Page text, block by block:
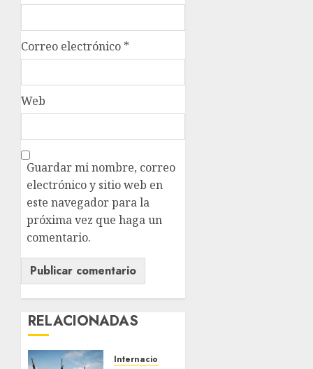
Correo electrónico *
Web
Guardar mi nombre, correo
electrónico y sitio web en
este navegador para la
próxima vez que haga un
comentario.
RELACIONADAS
Internacional